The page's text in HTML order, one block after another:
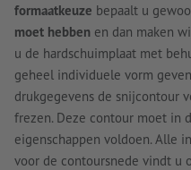
formaatkeuze bepaalt u
moet hebben en dan maken
u de hardschuimplaat met
geheel individuele vorm
drukgegevens de snijcontour
frezen. Deze contour moet in
eigenschappen voldoen. Alle
voor de contoursnede vindt u